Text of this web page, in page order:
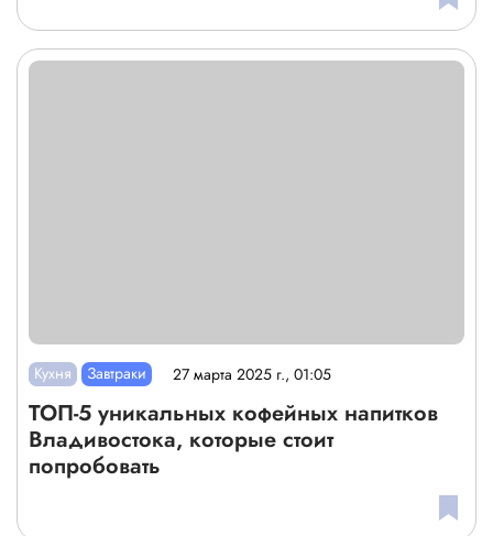
Кухня Завтраки 27 марта 2025 г., 01:05
ТОП-5 уникальных кофейных напитков
Владивостока, которые стоит
попробовать